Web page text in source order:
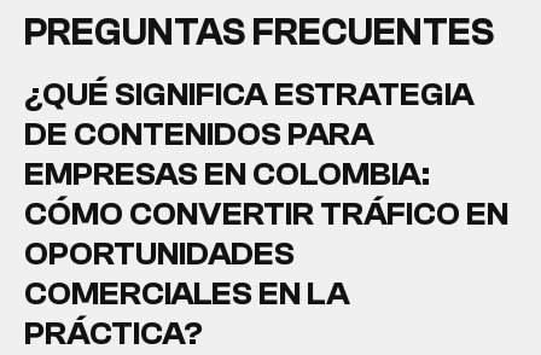
PREGUNTAS FRECUENTES
¿QUÉ SIGNIFICA ESTRATEGIA
DE CONTENIDOS PARA
EMPRESAS EN COLOMBIA:
CÓMO CONVERTIR TRÁFICO EN
OPORTUNIDADES
COMERCIALES EN LA
PRÁCTICA?